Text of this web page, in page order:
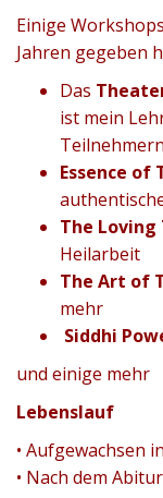
Einige
Jahren gegeben
Das
ist mein
Essence of
The Loving
Heilarbeit
The Art of
mehr
Siddhi
und einige mehr
Lebenslauf
• Aufgewachsen
• Nach dem